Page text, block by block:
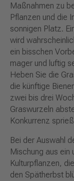
Maßnahmen zu
Pflanzen und die
sonnigen Platz.
wird
ein bisschen
mager und luftig
Heben Sie die
die künftige
zwei bis drei
Graswurzeln
Konkurrenz
Bei der Auswahl
Mischung aus ein
Kulturpflanzen,
den Spätherbst